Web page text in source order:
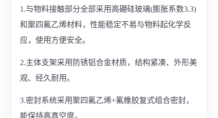
1.与物料接触部分全部采用高硼硅玻璃(膨胀系数3.3)
和聚四氟乙烯材料，性能稳定不易与物料起化学反
应，使用方便安全。
2.主体支架采用防锈铝合金材质，结构紧凑、外形美
观、经久耐用。
3.密封系统采用聚四氟乙烯+氟橡胶复式组合密封，
能保持高真空度。